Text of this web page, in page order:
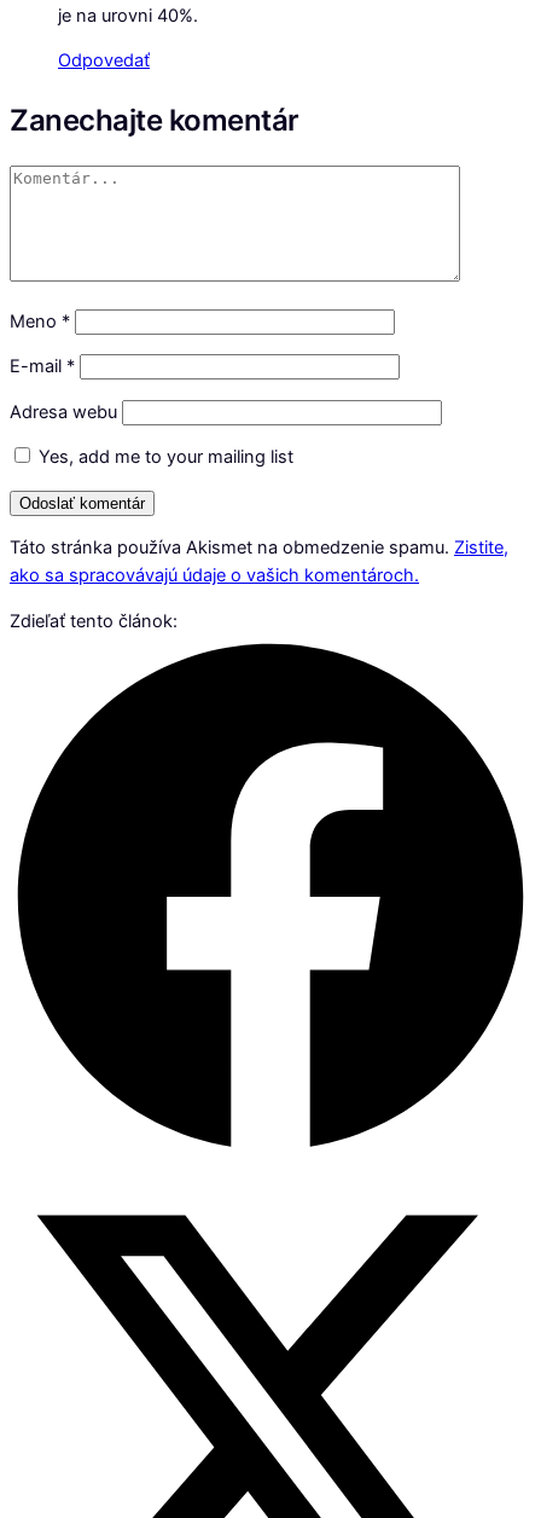
je na urovni 40%.
Odpovedať
Zanechajte komentár
Meno *
E-mail *
Adresa webu
Yes, add me to your mailing list
Táto stránka používa Akismet na obmedzenie spamu. Zistite,
ako sa spracovávajú údaje o vašich komentároch.
Zdieľať tento článok: